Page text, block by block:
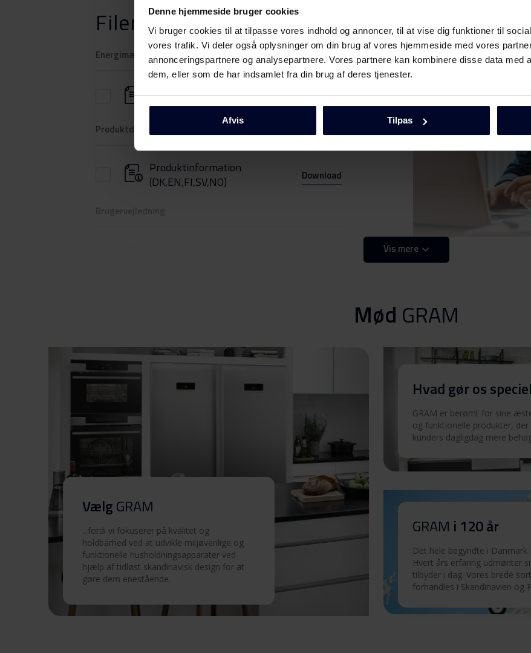
Denne hjemmeside bruger cookies
Vi bruger cookies til at tilpasse vores indhold og annoncer, til at vise dig funktioner til
vores trafik. Vi deler også oplysninger om din brug af vores hjemmeside med vores
annonceringspartnere og analysepartnere. Vores partnere kan kombinere disse data med
dem, eller som de har indsamlet fra din brug af deres tjenester.
Afvis Tilpas
Filer Download
Energimærkning
Energilabel Download
Produktdatablad
Produktinformation
(DK,EN,FI,SV,NO)
Download
Download
Produktbillede KF 3135-90 Download
Download
Hent alt (9) Hent udvalgt
Vis mere
Mød GRAM
VælgGRAM
...fordi vi fokuserer på kvalitet og
holdbarhed ved at udvikle miljøvenlige og
funktionelle husholdningsapparater ved
hjælp af tidløst skandinavisk design for at
gøre dem enestående.
Hvad gør os
GRAM er berømt for sine
og funktionelle produkter,
kunders dagligdag mere
GRAM i 120 år
Det hele begyndte i Danmark
Hvert års erfaring udmønter
tilbyder i dag. Vores brede
forhandles i Skandinavien og